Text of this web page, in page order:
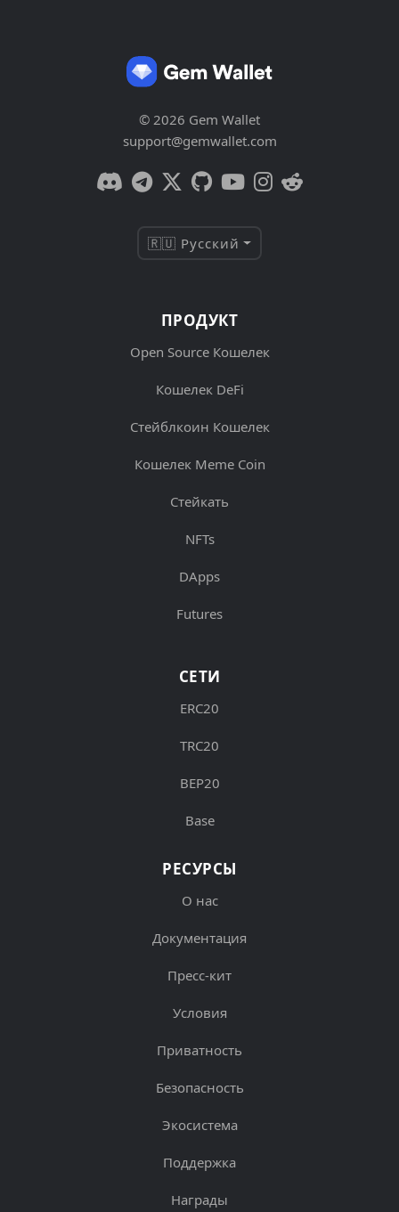
© 2026 Gem Wallet
support@gemwallet.com
🇷🇺 Русский
ПРОДУКТ
Open Source Кошелек
Кошелек DeFi
Стейблкоин Кошелек
Кошелек Meme Coin
Стейкать
NFTs
DApps
Futures
СЕТИ
ERC20
TRC20
BEP20
Base
РЕСУРСЫ
О нас
Документация
Пресс-кит
Условия
Приватность
Безопасность
Экосистема
Поддержка
Награды